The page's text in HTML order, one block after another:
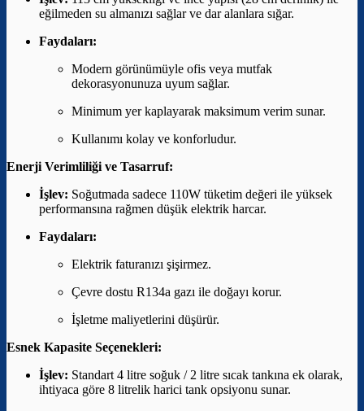
eğilmeden su almanızı sağlar ve dar alanlara sığar.
Faydaları:
Modern görünümüyle ofis veya mutfak
dekorasyonunuza uyum sağlar.
Minimum yer kaplayarak maksimum verim sunar.
Kullanımı kolay ve konforludur.
Enerji Verimliliği ve Tasarruf:
İşlev: Soğutmada sadece 110W tüketim değeri ile yüksek
performansına rağmen düşük elektrik harcar.
Faydaları:
Elektrik faturanızı şişirmez.
Çevre dostu R134a gazı ile doğayı korur.
İşletme maliyetlerini düşürür.
Esnek Kapasite Seçenekleri:
İşlev: Standart 4 litre soğuk / 2 litre sıcak tankına ek olarak,
ihtiyaca göre 8 litrelik harici tank opsiyonu sunar.